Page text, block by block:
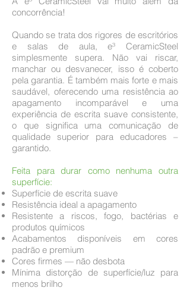
concorrência!
Quando se trata dos rigores de escritórios
e salas de aula, e³ CeramicSteel
simplesmente supera. Não vai riscar,
manchar ou desvanecer, isso é coberto
pela garantia. É também mais forte e mais
saudável, oferecendo uma resistência ao
apagamento incomparável e uma
experiência de escrita suave consistente,
o que significa uma comunicação de
qualidade superior para educadores –
garantido.
Feita para durar como nenhuma outra
superfície:
Superfície de escrita suave
Resistência ideal a apagamento
Resistente a riscos, fogo, bactérias e
produtos químicos
Acabamentos disponíveis em cores
padrão e premium
Cores firmes — não desbota
Mínima distorção de superfície/luz para
menos brilho